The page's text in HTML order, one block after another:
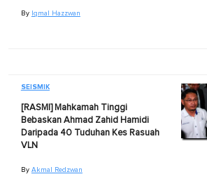
By Iqmal Hazzwan
SEISMIK
[RASMI] Mahkamah Tinggi
Bebaskan Ahmad Zahid Hamidi
Daripada 40 Tuduhan Kes Rasuah
VLN
By Akmal Redzwan